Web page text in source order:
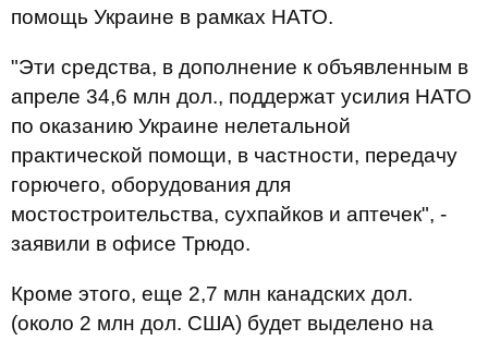
помощь Украине в рамках НАТО.
"Эти средства, в дополнение к объявленным в
апреле 34,6 млн дол., поддержат усилия НАТО
по оказанию Украине нелетальной
практической помощи, в частности, передачу
горючего, оборудования для
мостостроительства, сухпайков и аптечек", -
заявили в офисе Трюдо.
Кроме этого, еще 2,7 млн канадских дол.
(около 2 млн дол. США) будет выделено на